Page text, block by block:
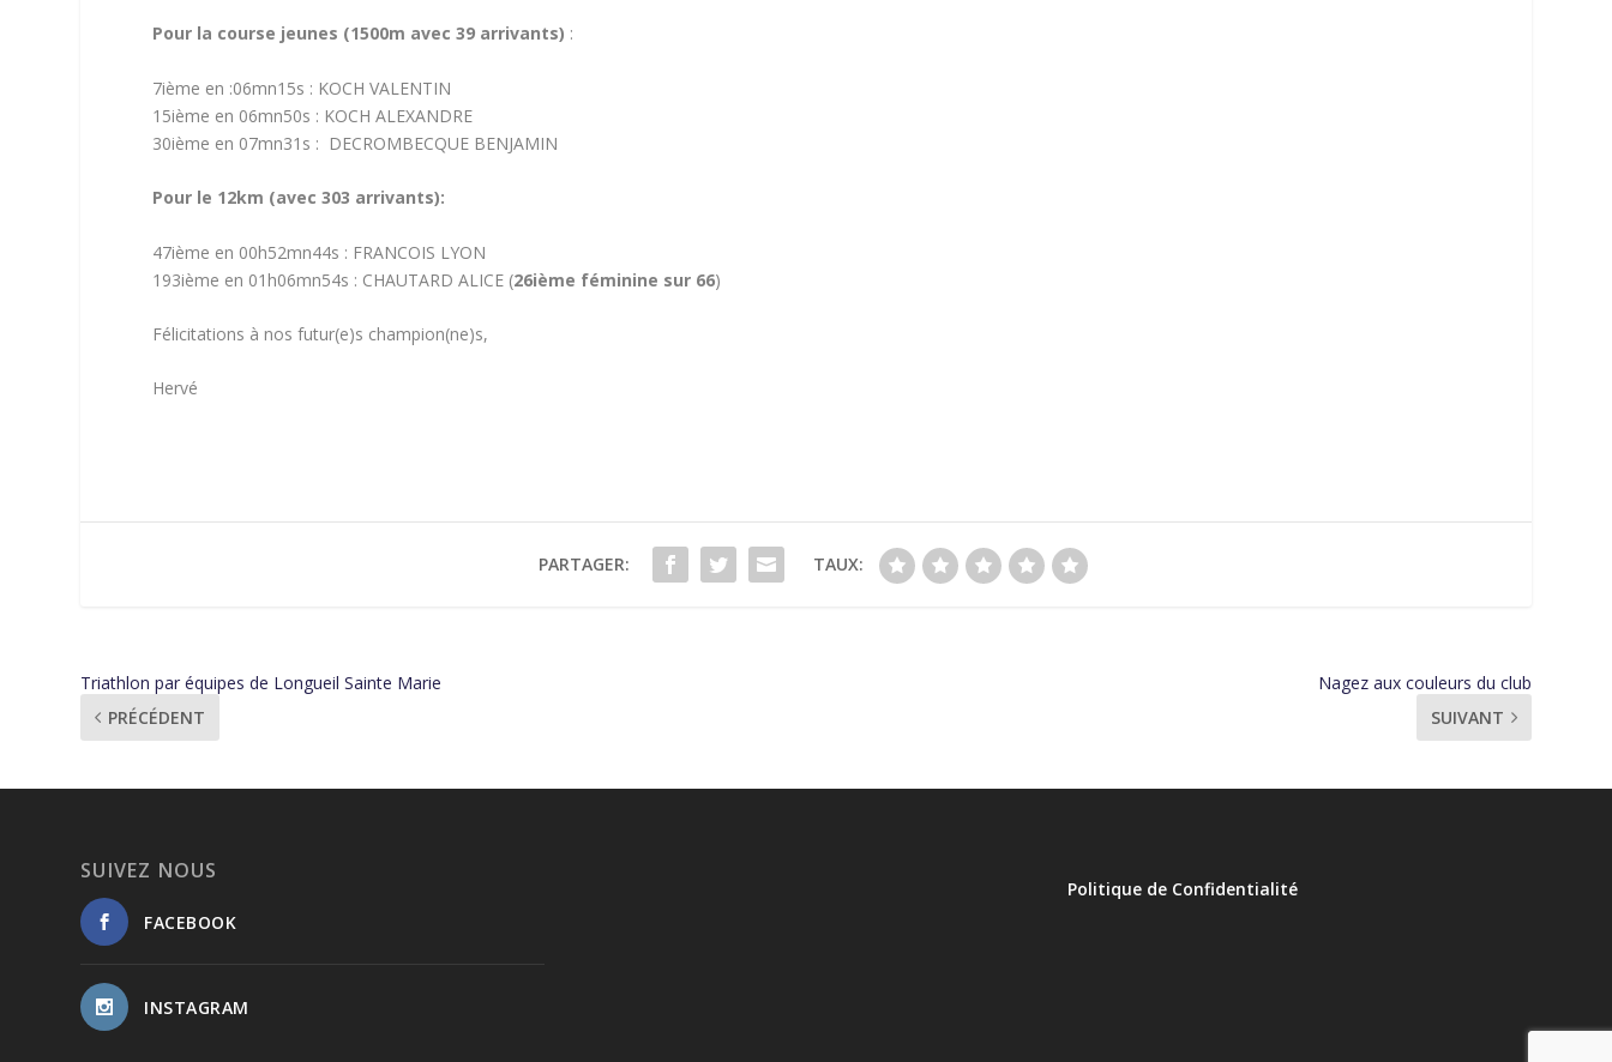
Pour la course jeunes (1500m avec 39 arrivants) :
7ième en :06mn15s : KOCH VALENTIN
15ième en 06mn50s : KOCH ALEXANDRE
30ième en 07mn31s : DECROMBECQUE BENJAMIN
Pour le 12km (avec 303 arrivants):
47ième en 00h52mn44s : FRANCOIS LYON
193ième en 01h06mn54s : CHAUTARD ALICE (26ième féminine sur 66)
Félicitations à nos futur(e)s champion(ne)s,
Hervé
PARTAGER: TAUX:
Triathlon par équipes de Longueil Sainte Marie
PRÉCÉDENT
Nagez aux couleurs du club
SUIVANT
SUIVEZ NOUS
FACEBOOK
INSTAGRAM
Politique de Confidentialité